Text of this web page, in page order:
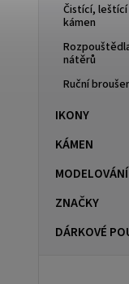
Čistící,
kámen
nátěrů
Ruční
IKONY
KÁMEN
MODELOVÁNÍ
ZNAČKY
DÁRKOVÉ